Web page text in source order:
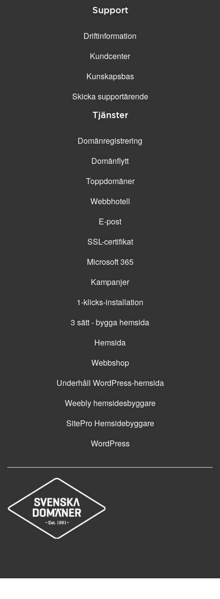
Support
Driftinformation
Kundcenter
Kunskapsbas
Skicka supportärende
Tjänster
Domänregistrering
Domänflytt
Toppdomäner
Webbhotell
E-post
SSL-certifikat
Microsoft 365
Kampanjer
1-klicks-installation
3 sätt - bygga hemsida
Hemsida
Webbshop
Underhåll WordPress-hemsida
Weebly hemsidesbyggare
SitePro Hemsidebyggare
WordPress